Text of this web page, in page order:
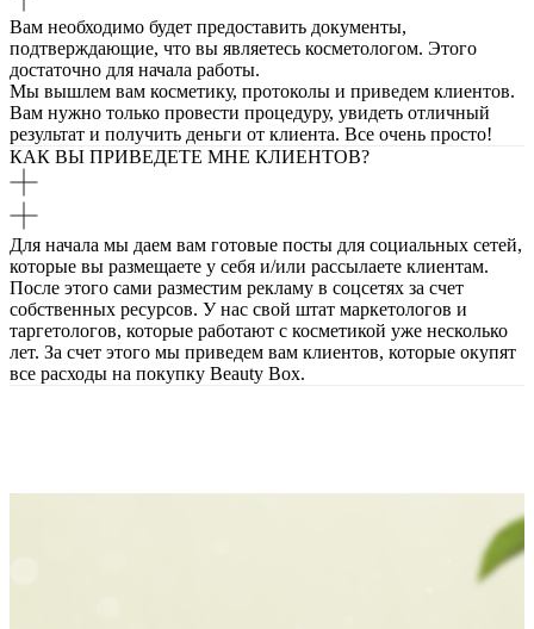
Вам необходимо будет предоставить документы,
подтверждающие, что вы являетесь косметологом. Этого
достаточно для начала работы.
Мы вышлем вам косметику, протоколы и приведем клиентов.
Вам нужно только провести процедуру, увидеть отличный
результат и получить деньги от клиента. Все очень просто!
КАК ВЫ ПРИВЕДЕТЕ МНЕ КЛИЕНТОВ?
Для начала мы даем вам готовые посты для социальных сетей,
которые вы размещаете у себя и/или рассылаете клиентам.
После этого сами разместим рекламу в соцсетях за счет
собственных ресурсов. У нас свой штат маркетологов и
таргетологов, которые работают с косметикой уже несколько
лет. За счет этого мы приведем вам клиентов, которые окупят
все расходы на покупку Beauty Box.